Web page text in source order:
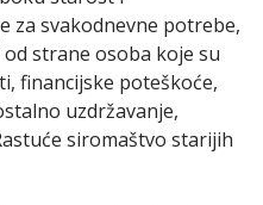
za svakodnevne potrebe,
strane osoba koje su
financijske poteškoće,
uzdržavanje,
siromaštvo starijih